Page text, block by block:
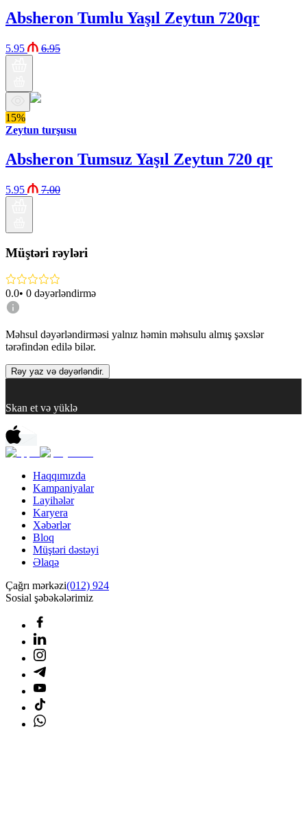
Absheron Tumlu Yaşıl Zeytun 720qr
5.95 6.95
15%
Zeytun turşusu
Absheron Tumsuz Yaşıl Zeytun 720 qr
5.95 7.00
Müştəri rəyləri
0.0• 0 dəyərləndirmə
Məhsul dəyərləndirməsi yalnız həmin məhsulu almış şəxslər
tərəfindən edilə bilər.
Rəy yaz və dəyərləndir.
Skan et və yüklə
Haqqımızda
Kampaniyalar
Layihələr
Karyera
Xəbərlər
Bloq
Müştəri dəstəyi
Əlaqə
Çağrı mərkəzi(012) 924
Sosial şəbəkələrimiz